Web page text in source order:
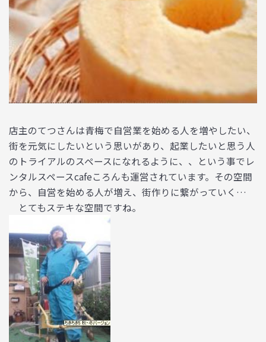
店主のてつさんは青梅で自営業を始める人を増やしたい、
街を元気にしたいという思いがあり、起業したいと思う人
のトライアルのスペースになれるように、、という事でレ
ンタルスペースcafeころんも運営されています。その空間
から、自営を始める人が増え、街作りに繋がっていく…
とてもステキな空間ですね。